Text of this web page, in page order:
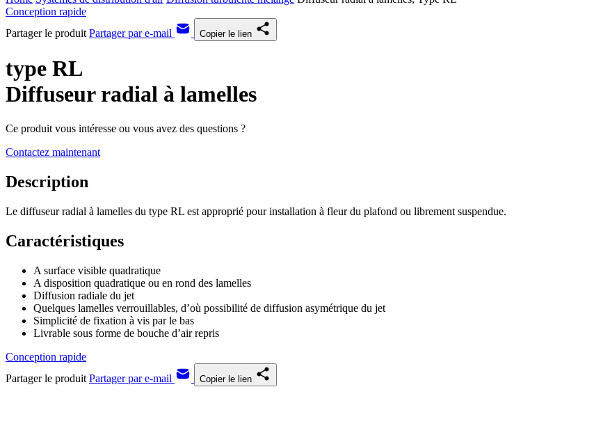
Conception rapide
Partager le produit Partager par e-mail Copier le lien
type RL
Diffuseur radial à lamelles
Ce produit vous intéresse ou vous avez des questions ?
Contactez maintenant
Description
Le diffuseur radial à lamelles du type RL est approprié pour installation à fleur du plafond ou librement suspendue.
Caractéristiques
A surface visible quadratique
A disposition quadratique ou en rond des lamelles
Diffusion radiale du jet
Quelques lamelles verrouillables, d’où possibilité de diffusion asymétrique du jet
Simplicité de fixation à vis par le bas
Livrable sous forme de bouche d’air repris
Conception rapide
Partager le produit Partager par e-mail Copier le lien